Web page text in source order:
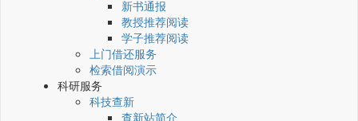
新书通报
教授推荐阅读
学子推荐阅读
上门借还服务
检索借阅演示
科研服务
科技查新
查新站简介